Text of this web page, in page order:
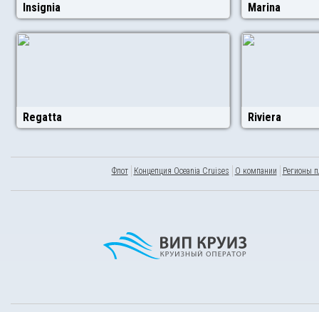
Insignia Marina
Regatta Riviera
Флот Концепция Oceania Cruises О компании Регионы